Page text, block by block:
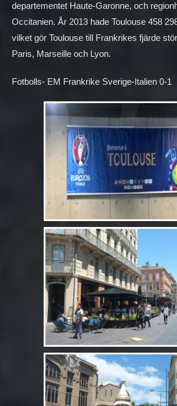
departementet Haute-Garonne, och
Occitanien. År 2013 hade Toulouse 458
vilket gör Toulouse till Frankrikes fjärde
Paris, Marseille och Lyon.
Fotbolls- EM Frankrike Sverige-Italien 0-1